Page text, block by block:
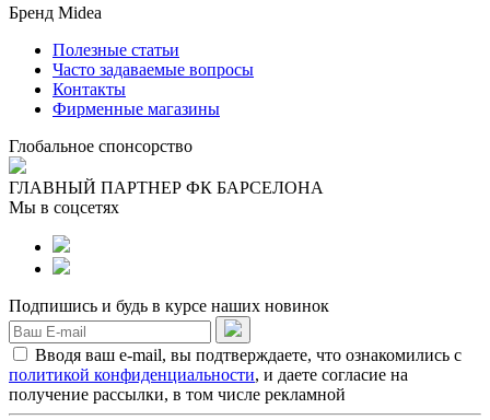
Бренд Midea
Полезные статьи
Часто задаваемые вопросы
Контакты
Фирменные магазины
Глобальное спонсорство
ГЛАВНЫЙ ПАРТНЕР ФК БАРСЕЛОНА
Мы в соцсетях
Подпишись и будь в курсе наших новинок
Вводя ваш e-mail, вы подтверждаете, что ознакомились с
политикой конфиденциальности, и даете согласие на
получение рассылки, в том числе рекламной